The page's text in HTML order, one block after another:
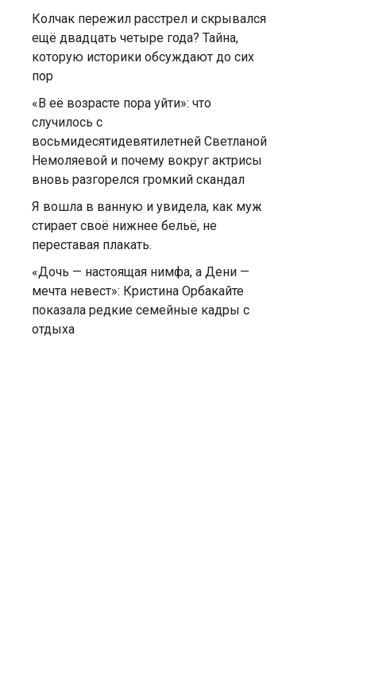
Колчак пережил расстрел и скрывался
ещё двадцать четыре года? Тайна,
которую историки обсуждают до сих
пор
«В её возрасте пора уйти»: что
случилось с
восьмидесятидевятилетней Светланой
Немоляевой и почему вокруг актрисы
вновь разгорелся громкий скандал
Я вошла в ванную и увидела, как муж
стирает своё нижнее бельё, не
переставая плакать.
«Дочь — настоящая нимфа, а Дени —
мечта невест»: Кристина Орбакайте
показала редкие семейные кадры с
отдыха